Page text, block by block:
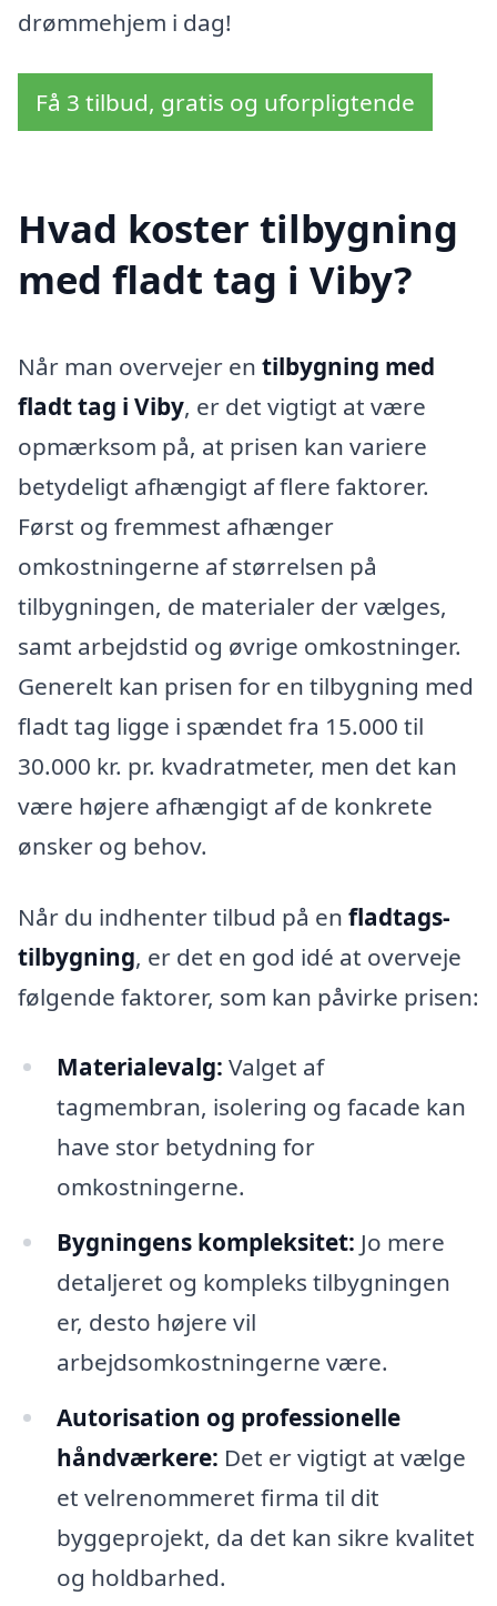
drømmehjem i dag!
Få 3 tilbud, gratis og uforpligtende
Hvad koster tilbygning
med fladt tag i Viby?
Når man overvejer en tilbygning med
fladt tag i Viby, er det vigtigt at være
opmærksom på, at prisen kan variere
betydeligt afhængigt af flere faktorer.
Først og fremmest afhænger
omkostningerne af størrelsen på
tilbygningen, de materialer der vælges,
samt arbejdstid og øvrige omkostninger.
Generelt kan prisen for en tilbygning med
fladt tag ligge i spændet fra 15.000 til
30.000 kr. pr. kvadratmeter, men det kan
være højere afhængigt af de konkrete
ønsker og behov.
Når du indhenter tilbud på en fladtags-
tilbygning, er det en god idé at overveje
følgende faktorer, som kan påvirke prisen:
Materialevalg: Valget af
tagmembran, isolering og facade kan
have stor betydning for
omkostningerne.
Bygningens kompleksitet: Jo mere
detaljeret og kompleks tilbygningen
er, desto højere vil
arbejdsomkostningerne være.
Autorisation og professionelle
håndværkere: Det er vigtigt at vælge
et velrenommeret firma til dit
byggeprojekt, da det kan sikre kvalitet
og holdbarhed.